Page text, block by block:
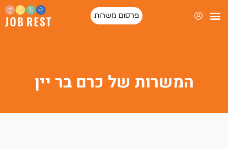
פרסום משרות
המשרות של כרם בר יין